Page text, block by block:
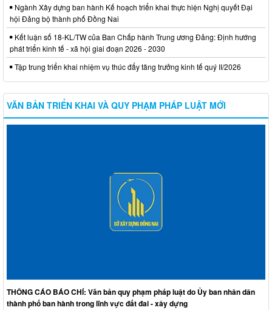
Ngành Xây dựng ban hành Kế hoạch triển khai thực hiện Nghị quyết Đại
hội Đảng bộ thành phố Đồng Nai
Kết luận số 18-KL/TW của Ban Chấp hành Trung ương Đảng: Định hướng
phát triển kinh tế - xã hội giai đoạn 2026 - 2030
Tập trung triển khai nhiệm vụ thúc đẩy tăng trưởng kinh tế quý II/2026
VĂN BẢN TRIỂN KHAI VÀ QUY PHẠM PHÁP LUẬT MỚI
THÔNG CÁO BÁO CHÍ: Văn bản quy phạm pháp luật do Ủy ban nhân dân
thành phố ban hành trong lĩnh vực đất đai - xây dựng